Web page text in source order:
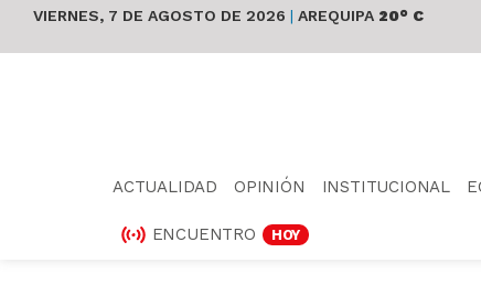
VIERNES, 7 DE AGOSTO DE 2026 | AREQUIPA 20° C
ACTUALIDAD OPINIÓN INSTITUCIONAL
ENCUENTRO HOY